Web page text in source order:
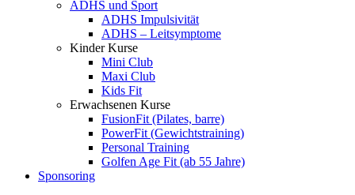
ADHS und Sport
ADHS Impulsivität
ADHS – Leitsymptome
Kinder Kurse
Mini Club
Maxi Club
Kids Fit
Erwachsenen Kurse
FusionFit (Pilates, barre)
PowerFit (Gewichtstraining)
Personal Training
Golfen Age Fit (ab 55 Jahre)
Sponsoring